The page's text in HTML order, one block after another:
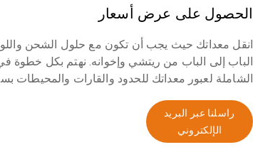
الحصول على عرض أسعار
انقل معداتك حيث يجب أن تكون مع حلول الشحن
الباب إلى الباب من ريتشي وإخوانه. نهتم بكل خطوة
الشاملة لعبور معداتك للحدود والقارات والمحيطات
راسلنا عبر البريد
الإلكتروني